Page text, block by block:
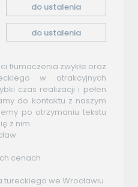
do ustalenia
do ustalenia
tłumaczenia zwykłe oraz
w atrakcyjnych
czas realizacji i pełen
do kontaktu z naszym
po otrzymaniu tekstu
z nim.
cenach
tureckiego we Wrocławiu